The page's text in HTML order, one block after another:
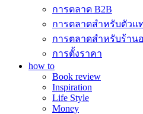
การตลาด B2B
การตลาดสำหรับตัวแ
การตลาดสำหรับร้าน
การตั้งราคา
how to
Book review
Inspiration
Life Style
Money